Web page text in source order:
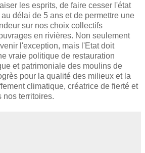
les esprits, de faire cesser l'état
délai de 5 ans et de permettre une
sur nos choix collectifs
en rivières. Non seulement
l'exception, mais l'Etat doit
vraie politique de restauration
et patrimoniale des moulins de
pour la qualité des milieux et la
climatique, créatrice de fierté et
nos territoires.